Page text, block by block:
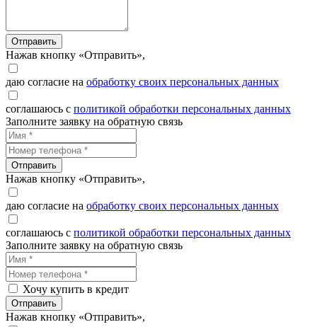
Отправить
Нажав кнопку «Отправить»,
даю согласие на обработку своих персональных данных
соглашаюсь с политикой обработки персональных данных
Заполните заявку на обратную связь
Отправить
Нажав кнопку «Отправить»,
даю согласие на обработку своих персональных данных
соглашаюсь с политикой обработки персональных данных
Заполните заявку на обратную связь
Хочу купить в кредит
Отправить
Нажав кнопку «Отправить»,